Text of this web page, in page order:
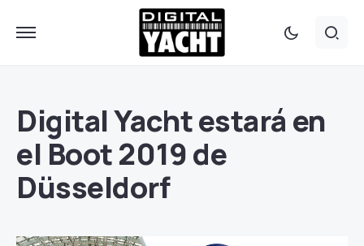
Digital Yacht estará en
el Boot 2019 de
Düsseldorf